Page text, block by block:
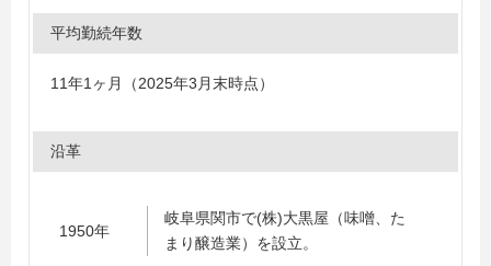
平均勤続年数
11年1ヶ月（2025年3月末時点）
沿革
1950年
岐阜県関市で(株)大黒屋（味噌、た
まり醸造業）を設立。